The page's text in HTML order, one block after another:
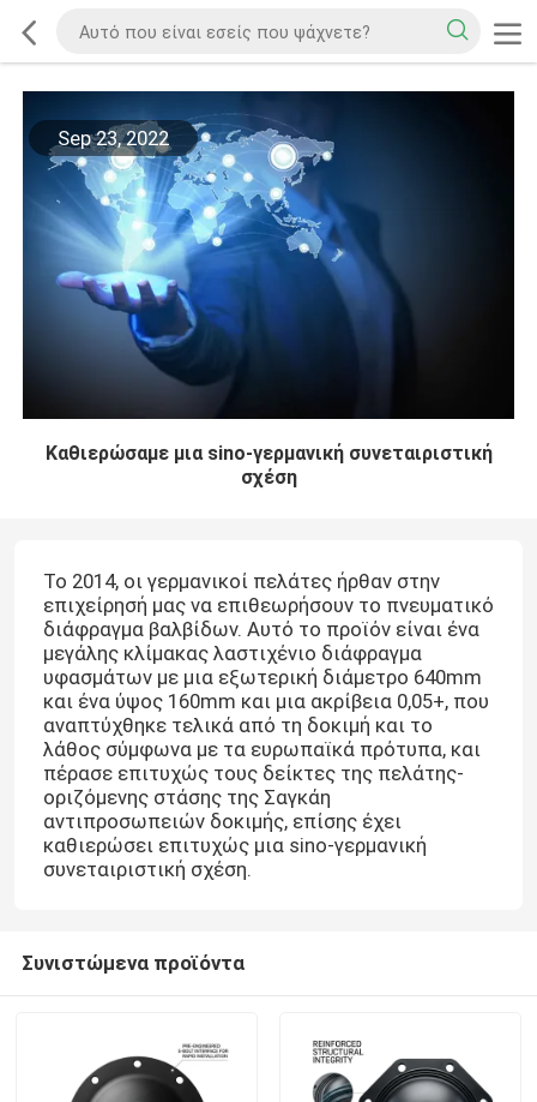
Sep 23, 2022
Καθιερώσαμε μια sino-γερμανική συνεταιριστική
σχέση
Το 2014, οι γερμανικοί πελάτες ήρθαν στην
επιχείρησή μας να επιθεωρήσουν το πνευματικό
διάφραγμα βαλβίδων. Αυτό το προϊόν είναι ένα
μεγάλης κλίμακας λαστιχένιο διάφραγμα
υφασμάτων με μια εξωτερική διάμετρο 640mm
και ένα ύψος 160mm και μια ακρίβεια 0,05+, που
αναπτύχθηκε τελικά από τη δοκιμή και το
λάθος σύμφωνα με τα ευρωπαϊκά πρότυπα, και
πέρασε επιτυχώς τους δείκτες της πελάτης-
οριζόμενης στάσης της Σαγκάη
αντιπροσωπειών δοκιμής, επίσης έχει
καθιερώσει επιτυχώς μια sino-γερμανική
συνεταιριστική σχέση.
Συνιστώμενα προϊόντα